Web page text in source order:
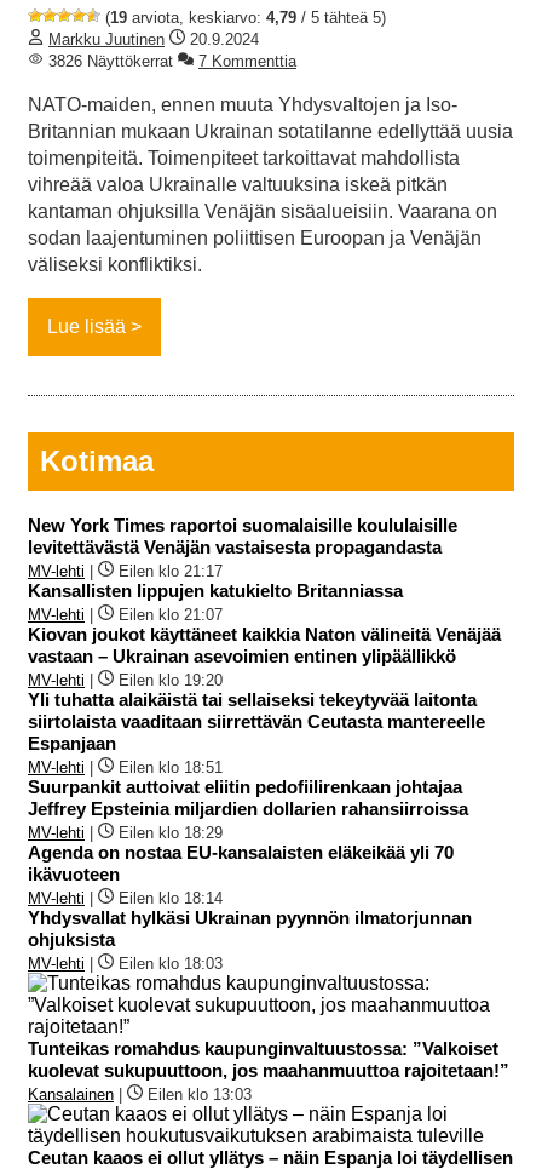
(19 arviota, keskiarvo: 4,79 / 5 tähteä 5)
Markku Juutinen
20.9.2024
3826 Näyttökerrat
7 Kommenttia
NATO-maiden, ennen muuta Yhdysvaltojen ja Iso-
Britannian mukaan Ukrainan sotatilanne edellyttää uusia
toimenpiteitä. Toimenpiteet tarkoittavat mahdollista
vihreää valoa Ukrainalle valtuuksina iskeä pitkän
kantaman ohjuksilla Venäjän sisäalueisiin. Vaarana on
sodan laajentuminen poliittisen Euroopan ja Venäjän
väliseksi konfliktiksi.
Lue lisää
Kotimaa
New York Times raportoi suomalaisille koululaisille
levitettävästä Venäjän vastaisesta propagandasta
MV-lehti | Eilen klo 21:17
Kansallisten lippujen katukielto Britanniassa
MV-lehti | Eilen klo 21:07
Kiovan joukot käyttäneet kaikkia Naton välineitä Venäjää
vastaan – Ukrainan asevoimien entinen ylipäällikkö
MV-lehti | Eilen klo 19:20
Yli tuhatta alaikäistä tai sellaiseksi tekeytyvää laitonta
siirtolaista vaaditaan siirrettävän Ceutasta mantereelle
Espanjaan
MV-lehti | Eilen klo 18:51
Suurpankit auttoivat eliitin pedofiilirenkaan johtajaa
Jeffrey Epsteinia miljardien dollarien rahansiirroissa
MV-lehti | Eilen klo 18:29
Agenda on nostaa EU-kansalaisten eläkeikää yli 70
ikävuoteen
MV-lehti | Eilen klo 18:14
Yhdysvallat hylkäsi Ukrainan pyynnön ilmatorjunnan
ohjuksista
MV-lehti | Eilen klo 18:03
Tunteikas romahdus kaupunginvaltuustossa: ”Valkoiset
kuolevat sukupuuttoon, jos maahanmuuttoa rajoitetaan!”
Kansalainen | Eilen klo 13:03
Ceutan kaaos ei ollut yllätys – näin Espanja loi täydellisen